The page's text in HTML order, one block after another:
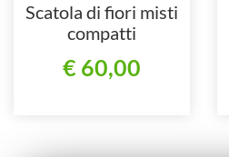
Scatola di fiori misti
compatti
€ 60,00